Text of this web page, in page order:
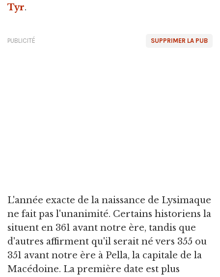
Tyr.
SUPPRIMER LA PUB
PUBLICITÉ
L'année exacte de la naissance de Lysimaque
ne fait pas l'unanimité. Certains historiens la
situent en 361 avant notre ère, tandis que
d'autres affirment qu'il serait né vers 355 ou
351 avant notre ère à Pella, la capitale de la
Macédoine. La première date est plus